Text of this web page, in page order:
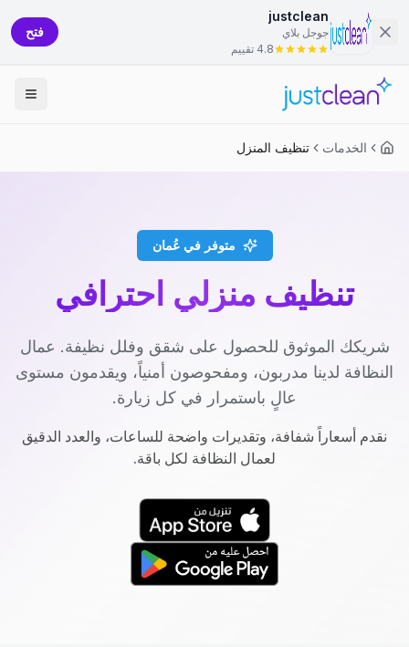
justclean
جوجل بلاي
4.8 تقييم
فتح
الخدمات تنظيف المنزل
متوفر في عُمان
تنظيف منزلي احترافي
شريكك الموثوق للحصول على شقق وفلل نظيفة. عمال
النظافة لدينا مدربون، ومفحوصون أمنياً، ويقدمون مستوى
عالٍ باستمرار في كل زيارة.
نقدم أسعاراً شفافة، وتقديرات واضحة للساعات، والعدد الدقيق
لعمال النظافة لكل باقة.